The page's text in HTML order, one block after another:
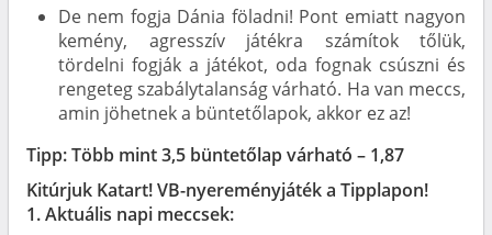
De nem fogja Dánia föladni! Pont emiatt nagyon
kemény, agresszív játékra számítok tőlük,
tördelni fogják a játékot, oda fognak csúszni és
rengeteg szabálytalanság várható. Ha van meccs,
amin jöhetnek a büntetőlapok, akkor ez az!
Tipp: Több mint 3,5 büntetőlap várható – 1,87
Kitúrjuk Katart! VB-nyereményjáték a Tipplapon!
1. Aktuális napi meccsek: